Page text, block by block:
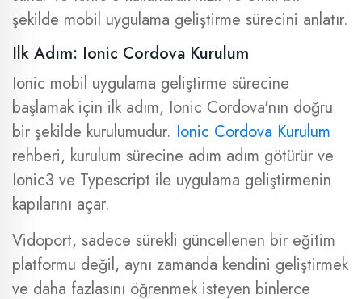
şekilde mobil uygulama geliştirme sürecini anlatır.
Ilk Adım: Ionic Cordova Kurulum
Ionic mobil uygulama geliştirme sürecine
başlamak için ilk adım, Ionic Cordova'nın doğru
bir şekilde kurulumudur. Ionic Cordova Kurulum
rehberi, kurulum sürecine adım adım götürür ve
Ionic3 ve Typescript ile uygulama geliştirmenin
kapılarını açar.
Vidoport, sadece sürekli güncellenen bir eğitim
platformu değil, aynı zamanda kendini geliştirmek
ve daha fazlasını öğrenmek isteyen binlerce